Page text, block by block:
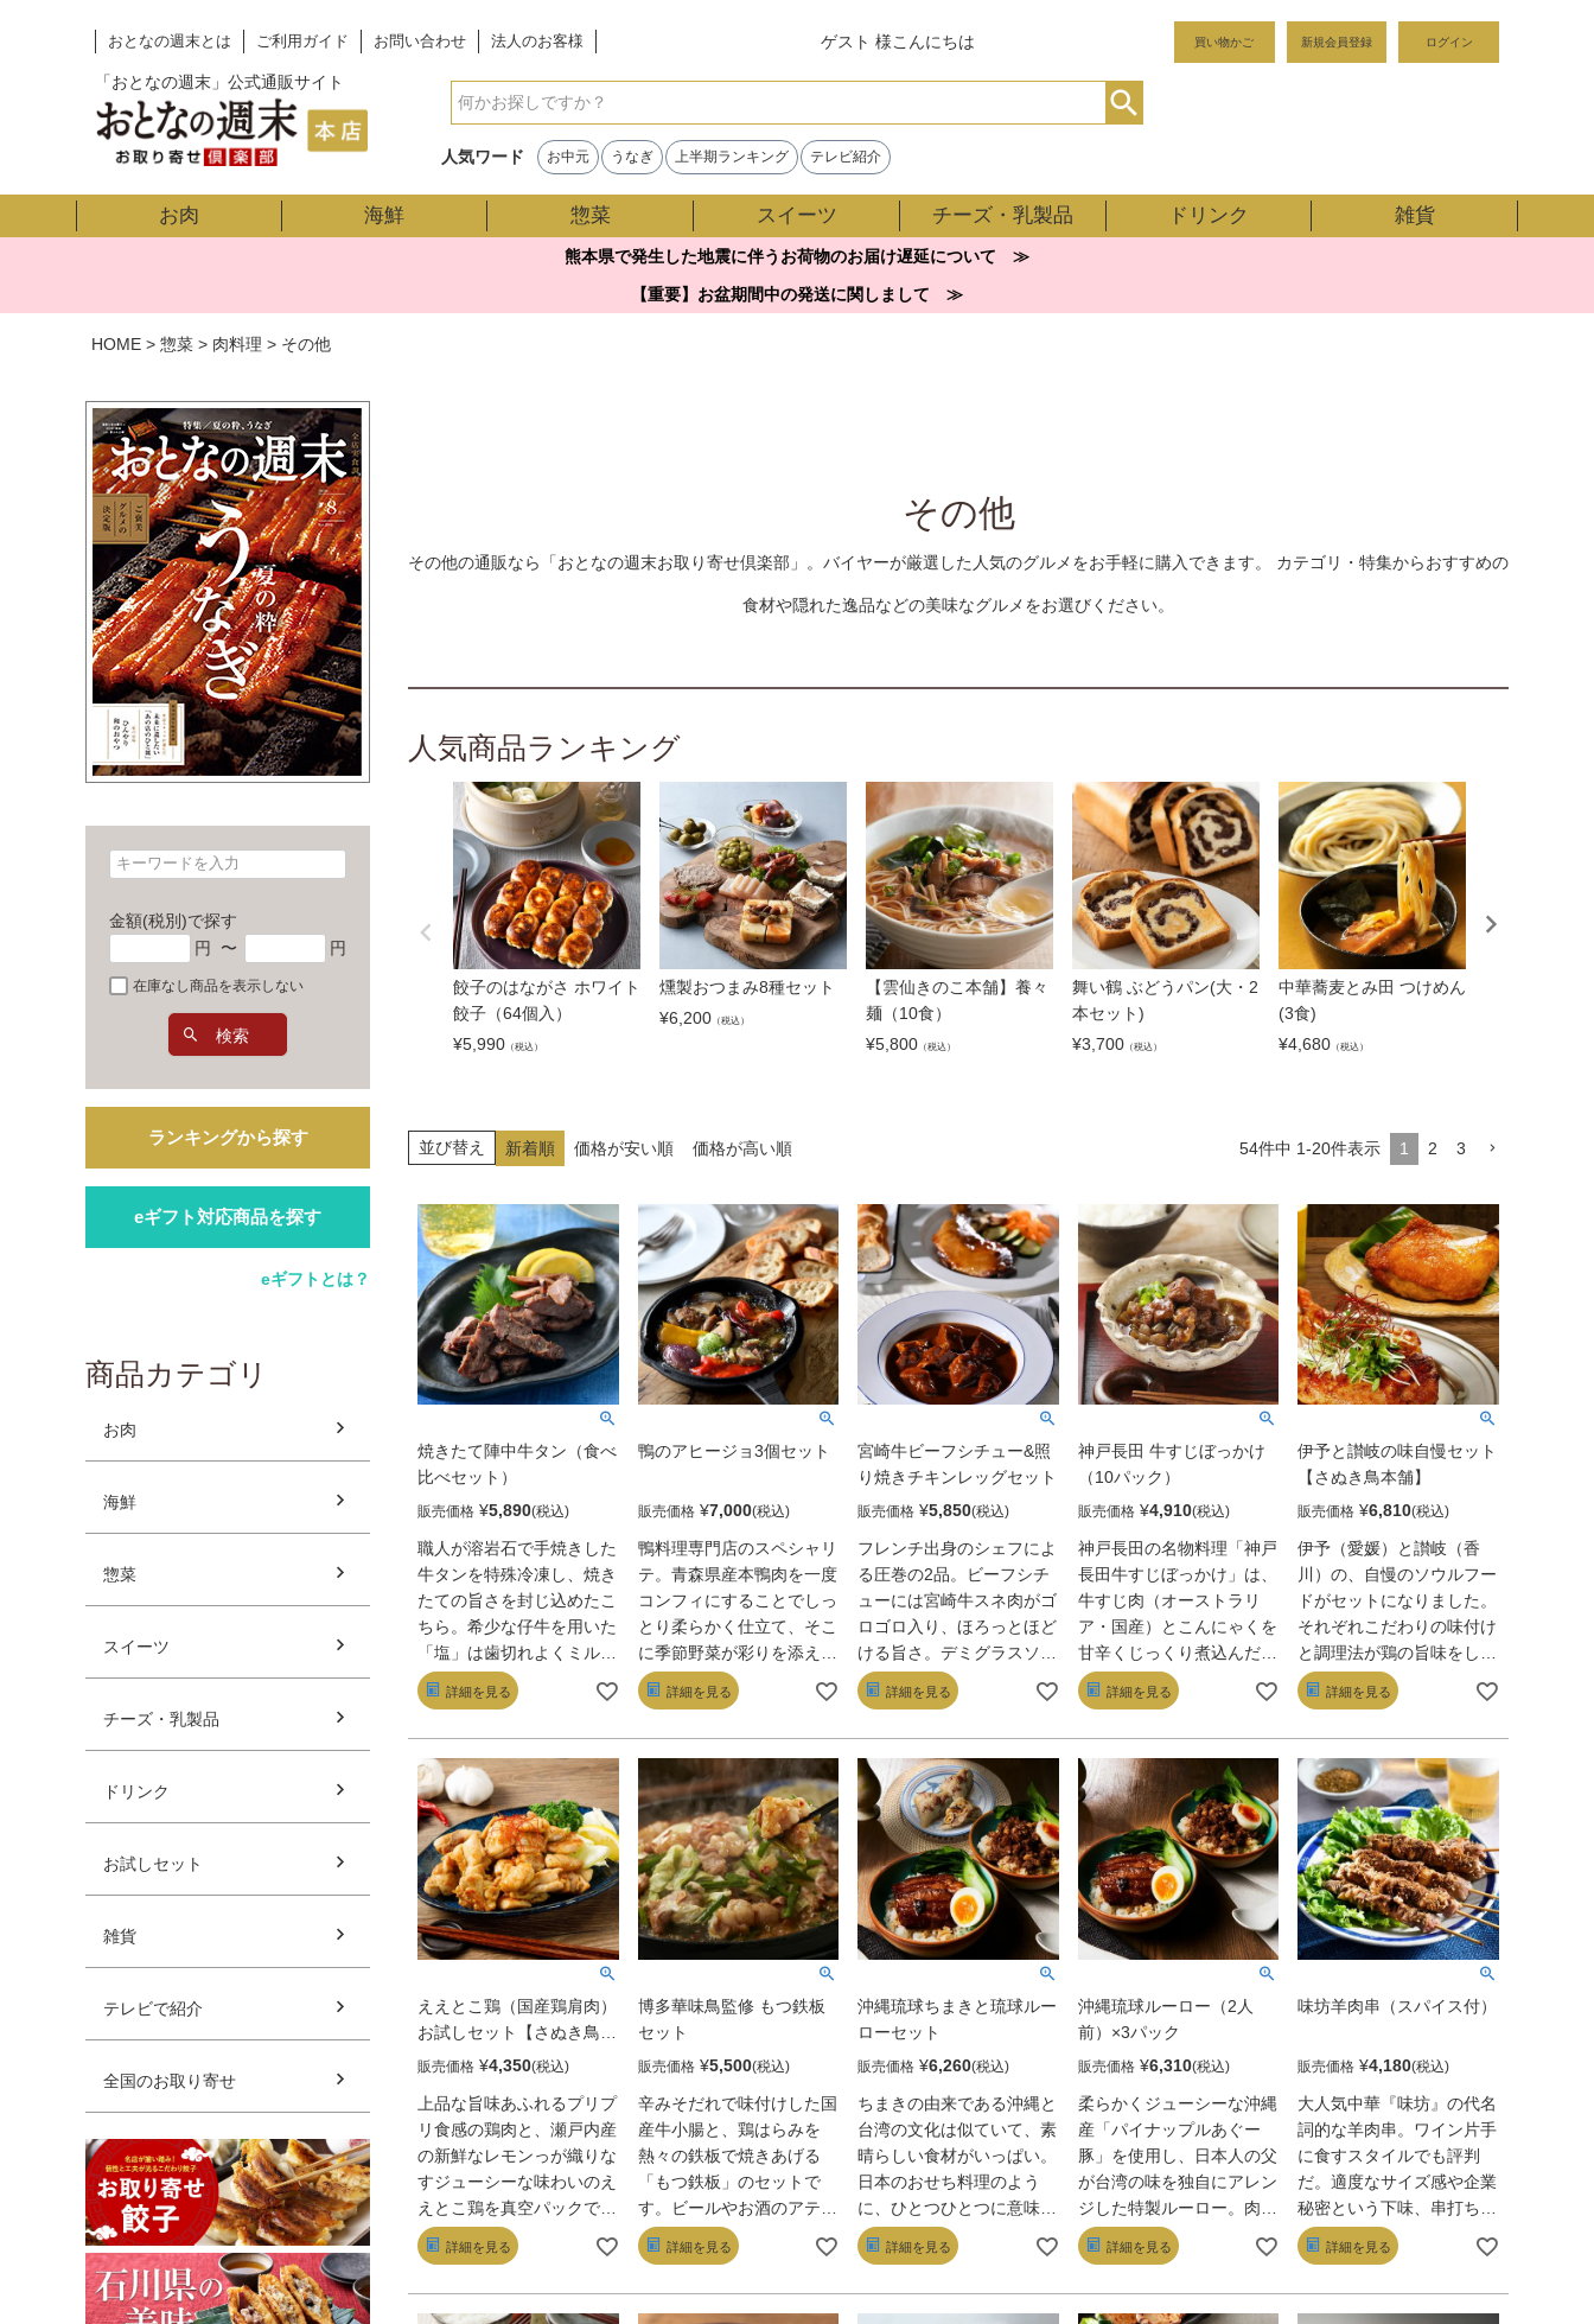
おとなの週末とは ご利用ガイド お問い合わせ 法人のお客様 ゲスト 様こんにちは
「おとなの週末」公式通販サイト
買い物かご 新規会員登録 ログイン
検索
人気ワード お中元 うなぎ 上半期ランキング テレビ紹介
お肉 海鮮 惣菜 スイーツ チーズ・乳製品 ドリンク 雑貨
熊本県で発生した地震に伴うお荷物のお届け遅延について ≫
【重要】お盆期間中の発送に関しまして ≫
HOME 惣菜 肉料理 その他
金額(税別)で探す
円
〜 円
在庫なし商品を表示しない
検索
ランキングから探す
eギフト対応商品を探す
eギフトとは？
商品カテゴリ
お肉
海鮮
惣菜
スイーツ
チーズ・乳製品
ドリンク
お試しセット
雑貨
テレビで紹介
全国のお取り寄せ
その他
その他の通販なら「おとなの週末お取り寄せ倶楽部」。バイヤーが厳選した人気のグルメをお手軽に購入できます。 カテゴリ・特集からおすすめの
食材や隠れた逸品などの美味なグルメをお選びください。
人気商品ランキング
餃子のはながさ ホワイト
餃子（64個入）
¥5,990 （税込）
燻製おつまみ8種セット
¥6,200 （税込）
【雲仙きのこ本舗】養々
麺（10食）
¥5,800 （税込）
舞い鶴 ぶどうパン(大・2
本セット)
¥3,700 （税込）
中華蕎麦とみ田 つけめん
(3食)
¥4,680 （税込）
並び替え 新着順 価格が安い順 価格が高い順 54件中 1-20件表示 1 2 3
焼きたて陣中牛タン（食べ
比べセット）
販売価格 ¥5,890
職人が溶岩石で手焼きした
牛タンを特殊冷凍し、焼き
たての旨さを封じ込めたこ
ちら。希少な仔牛を用いた
「塩」は歯切れよくミルキ
ーな味わい。「ペッパー」
は噛むほどに広がる成牛の
が後を引く。自然解凍＆つ
まめるサイズ感も酒肴とし
て秀逸だ。
詳細を見る
鴨のアヒージョ3個セット
販売価格 ¥7,000
鴨料理専門店のスペシャリ
テ。青森県産本鴨肉を一度
コンフィにすることでしっ
とり柔らかく仕立て、そこ
に季節野菜が彩りを添える
この逸品。味の要はエスカ
ルゴバターだ。ガーリック
ち、ぐっと深みのある味わ
いに! ワインが止まらな
い。
詳細を見る
宮崎牛ビーフシチュー&照
り焼きチキンレッグセット
販売価格 ¥5,850
フレンチ出身のシェフによ
る圧巻の2品。ビーフシチ
ューには宮崎牛スネ肉がゴ
ロゴロ入り、ほろっとほど
ける旨さ。デミグラスソー
スに潜む果実酒がもたらす
芳醇な余韻まで完璧だ。チ
をじっくりローストしたも
の。醤油仕立ての品のよい
甘さとジューシーさに唸
る。
詳細を見る
神戸長田 牛すじぼっかけ
（10パック）
販売価格 ¥4,910
神戸長田の名物料理「神戸
長田牛すじぼっかけ」は、
牛すじ肉（オーストラリ
ア・国産）とこんにゃくを
甘辛くじっくり煮込んだ逸
品です。名前の由来は「ぶ
っかける」ことから来てお
り、お好み焼きやたこ焼
き、卵料理、うどん、カレ
ーなど、さまざまな料理に
合わせてお楽しみいただけ
ます。甘辛い味付けとしょ
うがの風味が絶妙にマッチ
し、ご家庭の食卓を豊かに
彩ります。また、そのまま
七味唐辛子などを添えてお
す。
詳細を見る
伊予と讃岐の味自慢セット
【さぬき鳥本舗】
販売価格 ¥6,810
伊予（愛媛）と讃岐（香
川）の、自慢のソウルフー
ドがセットになりました。
それぞれこだわりの味付け
と調理法が鶏の旨味をしっ
かりと引き出しているの
で、おかずにもおつまみに
んで豪快にかぶりつきなが
ら、繊細で深みのある味わ
いの違いをご堪能くださ
い。
詳細を見る
ええとこ鶏（国産鶏肩肉）
お試しセット【さぬき鳥本
舗】
販売価格 ¥4,350
上品な旨味あふれるプリプ
リ食感の鶏肉と、瀬戸内産
の新鮮なレモンっが織りな
すジューシーな味わいのえ
えとこ鶏を真空パックでお
届けします。鶏の旨みを閉
じ込めた純正チキンオイル
学調味料無添加です。
詳細を見る
博多華味鳥監修 もつ鉄板
セット
販売価格 ¥5,500
辛みそだれで味付けした国
産牛小腸と、鶏はらみを
熱々の鉄板で焼きあげる
「もつ鉄板」のセットで
す。ビールやお酒のアテと
してはもちろん、ご飯との
相性もピッタリ。残ったタ
〆まで絶品です。
詳細を見る
沖縄琉球ちまきと琉球ルー
ローセット
販売価格 ¥6,260
ちまきの由来である沖縄と
台湾の文化は似ていて、素
晴らしい食材がいっぱい。
日本のおせち料理のよう
に、ひとつひとつに意味が
あるのでちまきは縁起物と
されています。ルーローは
で、ご飯でも、台湾バンズ
詳細を見る
沖縄琉球ルーロー（2人
前）×3パック
販売価格 ¥6,310
柔らかくジューシーな沖縄
産「パイナップルあぐー
豚」を使用し、日本人の父
が台湾の味を独自にアレン
ジした特製ルーロー。肉桂
や八角などのスパイスが効
いた本格的な味わいで、ゴ
食感を楽しめます。白ご飯
詳細を見る
味坊羊肉串（スパイス付）
販売価格 ¥4,180
大人気中華『味坊』の代名
詞的な羊肉串。ワイン片手
に食すスタイルでも評判
だ。適度なサイズ感や企業
秘密という下味、串打ちの
妙が生む心地よい弾力とし
っとり深い味わいがたまら
多い独自スパイス。ふりか
詳細を見る